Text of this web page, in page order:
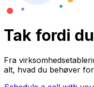
Tak fordi
Fra
alt, hvad du behøver